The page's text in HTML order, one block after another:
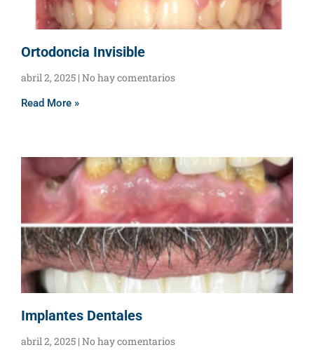
Ortodoncia Invisible
abril 2, 2025 No hay comentarios
Read More »
Implantes Dentales
abril 2, 2025 No hay comentarios